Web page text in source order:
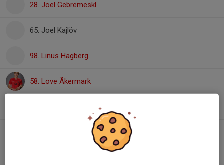
28. Joel Gebremeskl
65. Joel Kajlöv
98. Linus Hagberg
58. Love Åkermark